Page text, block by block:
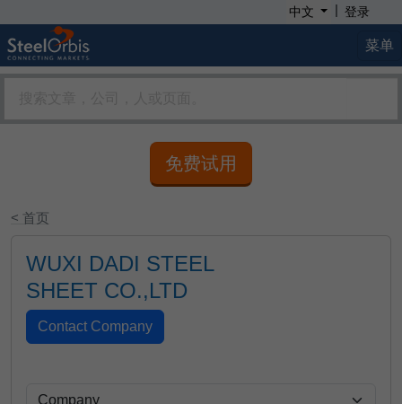
中文 | 登录
菜单
免费试用
< 首页
WUXI DADI STEEL
SHEET CO.,LTD